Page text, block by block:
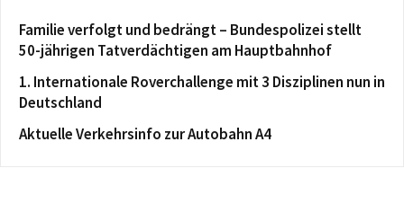
Familie verfolgt und bedrängt – Bundespolizei stellt
50-jährigen Tatverdächtigen am Hauptbahnhof
1. Internationale Roverchallenge mit 3 Disziplinen nun in
Deutschland
Aktuelle Verkehrsinfo zur Autobahn A4